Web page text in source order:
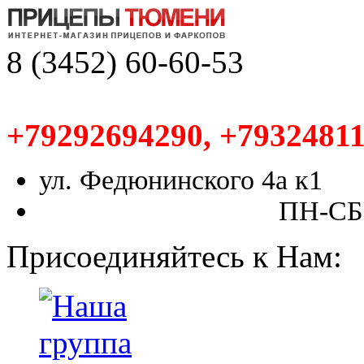
8 (3452) 60-60-53
+79292694290,
ул. Федюнинского 4а к1
ПН-СБ,
Присоединяйтесь к Нам: